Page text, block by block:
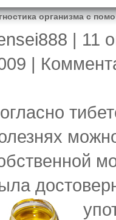
организма с
| 11
|